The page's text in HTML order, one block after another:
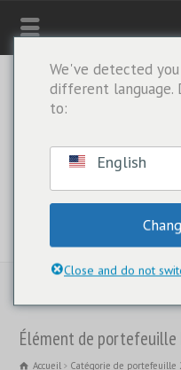
WHATSAPP
Élément de portefeuille
Accueil Catégorie de portefeuille
We've detected
different language.
to:
English
Close and do not